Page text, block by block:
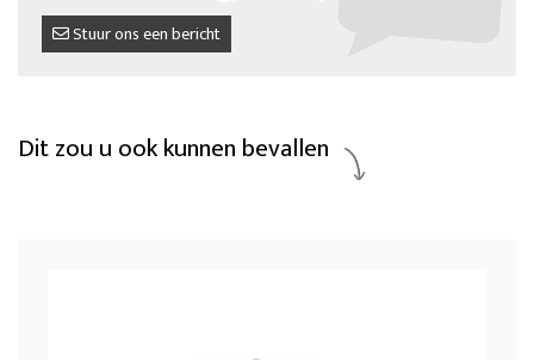
Stuur ons een bericht
Dit zou u ook kunnen bevallen